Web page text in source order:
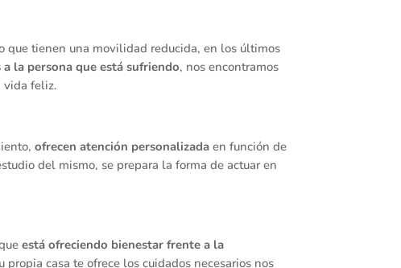
que tienen una movilidad reducida, en los últimos
a la persona que está sufriendo, nos encontramos
vida feliz.
ofrecen atención personalizada en función de
del mismo, se prepara la forma de actuar en
está ofreciendo bienestar frente a la
casa te ofrece los cuidados necesarios nos